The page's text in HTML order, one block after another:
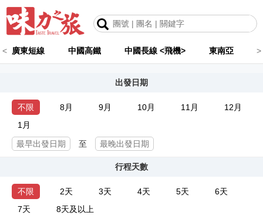
< 廣東短線 中國高鐵 中國長線 <飛機> 東南亞 >
出發日期
不限 8月 9月 10月 11月
12月
1月
至
行程天數
不限 2天 3天 4天 5天
6天
7天
8天及以上